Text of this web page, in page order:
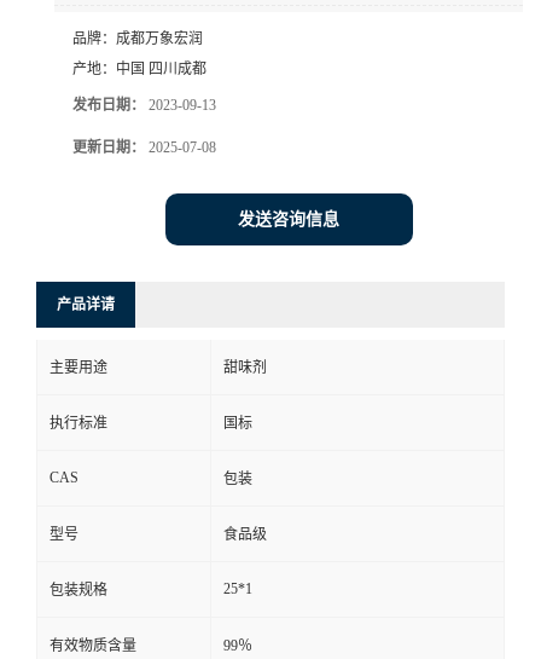
品牌： 成都万象宏润
产地： 中国 四川成都
发布日期： 2023-09-13
更新日期： 2025-07-08
发送咨询信息
产品详请
主要用途 甜味剂
执行标准 国标
CAS 包装
型号 食品级
包装规格 25*1
有效物质含量 99％